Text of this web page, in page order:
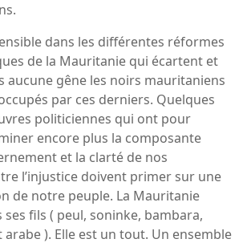
dans les différentes réformes
de la Mauritanie qui écartent et
aucune gêne les noirs mauritaniens
par ces derniers. Quelques
politiciennes qui ont pour
encore plus la composante
et la clarté de nos
l’injustice doivent primer sur une
de notre peuple. La Mauritanie
fils ( peul, soninke, bambara,
). Elle est un tout. Un ensemble